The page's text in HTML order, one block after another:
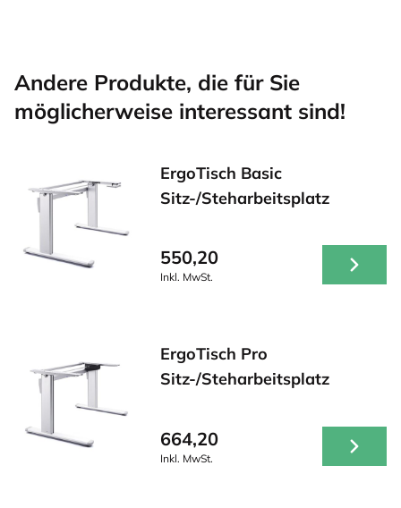
Andere Produkte, die für Sie
möglicherweise interessant sind!
ErgoTisch Basic
Sitz-/Steharbeitsplatz
550,20
Inkl. MwSt.
ErgoTisch Pro
Sitz-/Steharbeitsplatz
664,20
Inkl. MwSt.